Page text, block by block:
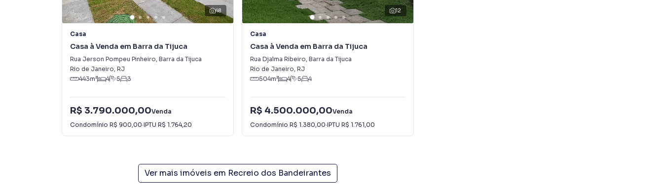
48
Casa
Casa à Venda em Barra da Tijuca
Rua Jerson Pompeu Pinheiro, Barra da Tijuca
Rio de Janeiro, RJ
443m² 4 5 3
R$ 3.790.000,00Venda
Condomínio R$ 900,00·IPTU R$ 1.764,20
12
Casa
Casa à Venda em Barra da Tijuca
Rua Djalma Ribeiro, Barra da Tijuca
Rio de Janeiro, RJ
504m² 4 5 4
R$ 4.500.000,00Venda
Condomínio R$ 1.380,00·IPTU R$ 1.761,00
Ver mais imóveis em Recreio dos Bandeirantes